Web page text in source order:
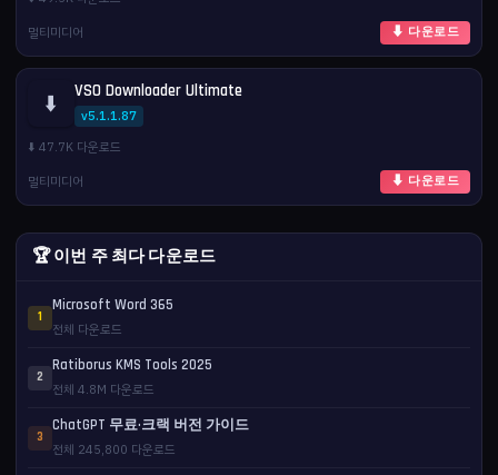
멀티미디어
⬇ 다운로드
⬇️ VSO Downloader Ultimate
v5.1.1.87
⬇️ 47.7K 다운로드
멀티미디어
⬇ 다운로드
🏆 이번 주 최다 다운로드
1
Microsoft Word 365
전체 다운로드
2
Ratiborus KMS Tools 2025
전체 4.8M 다운로드
3
ChatGPT 무료·크랙 버전 가이드
전체 245,800 다운로드